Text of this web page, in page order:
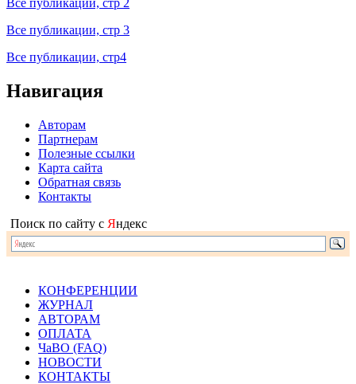
Все публикации, стр 2
Все публикации, стр 3
Все публикации, стр4
Навигация
Авторам
Партнерам
Полезные ссылки
Карта сайта
Обратная связь
Контакты
Поиск по сайту с Яндекс
КОНФЕРЕНЦИИ
ЖУРНАЛ
АВТОРАМ
ОПЛАТА
ЧаВО (FAQ)
НОВОСТИ
КОНТАКТЫ